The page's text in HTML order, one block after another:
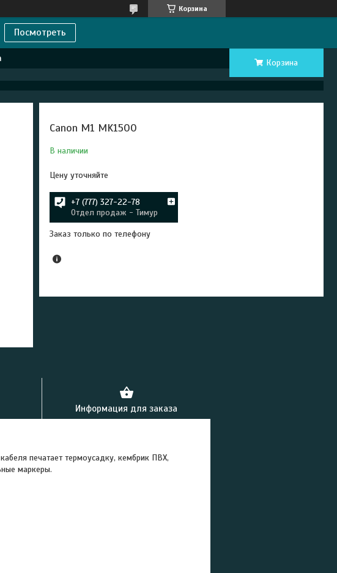
Корзина
Посмотреть
Корзина
Canon M1 MK1500
В наличии
Цену уточняйте
+7 (777) 327-22-78
Отдел продаж - Тимур
Заказ только по телефону
Информация для заказа
печатает термоусадку, кембрик ПВХ,
кабельные маркеры.